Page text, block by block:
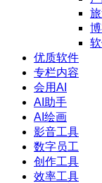
优质软件
专栏内容
会用AI
AI助手
AI绘画
影音工具
数字员工
创作工具
效率工具